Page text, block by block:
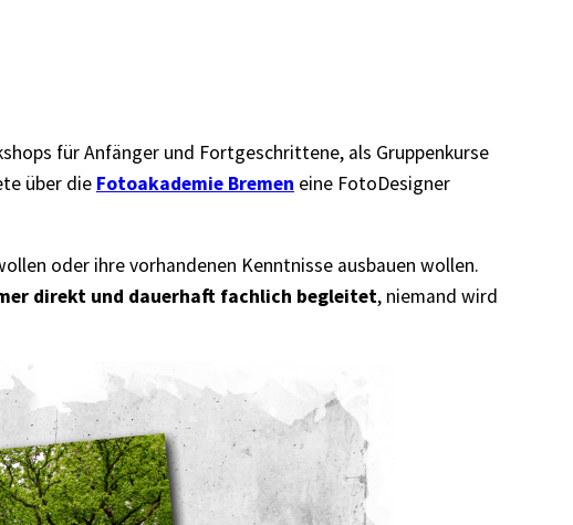
für Anfänger und Fortgeschrittene, als Gruppenkurse
über die Fotoakademie Bremen eine FotoDesigner
oder ihre vorhandenen Kenntnisse ausbauen wollen.
direkt und dauerhaft fachlich begleitet, niemand wird